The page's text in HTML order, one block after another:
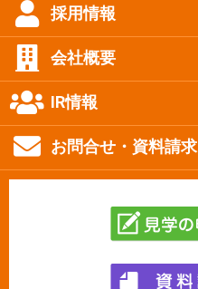
採用情報
会社概要
IR情報
お問合せ・資料請求